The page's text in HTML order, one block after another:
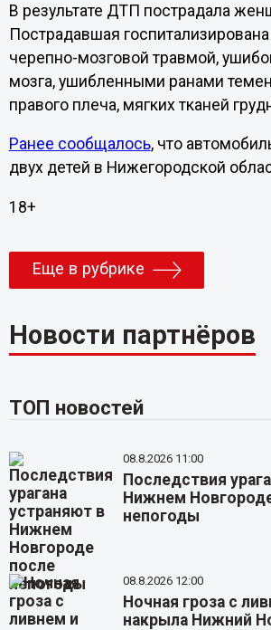
В результате ДТП пострадала
Пострадавшая
черепно-мозговой травмой,
мозга, ушибленными ранами
правого плеча, мягких тканей
Ранее сообщалось, что
двух детей в Нижегородской
18+
Еще в рубрике
Новости партнёров
ТОП новостей
08.8.2026 11:00
Последствия
Нижнем
непогоды
08.8.2026 12:00
Ночная гроза с
накрыла Нижний